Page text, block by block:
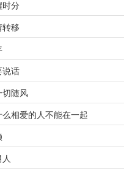
时分
转移
说话
切随风
么相爱的人不能在一起